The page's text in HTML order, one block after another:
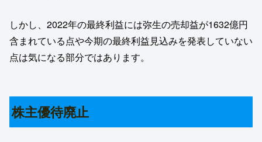
しかし、2022年の最終利益には弥生の売却益が1632億円
含まれている点や今期の最終利益見込みを発表していない
点は気になる部分ではあります。
株主優待廃止